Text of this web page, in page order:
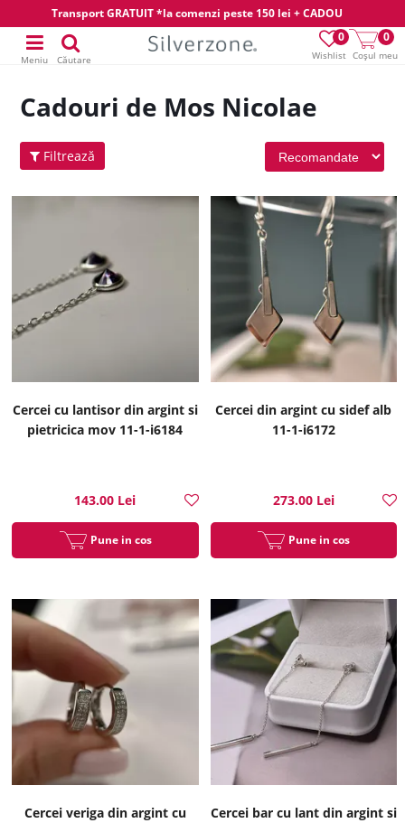
Transport GRATUIT *la comenzi peste 150 lei + CADOU
Wishlist
0
Coșul meu
0
Meniu Căutare
Cadouri de Mos Nicolae
Filtrează
Cercei cu lantisor din argint si
pietricica mov 11-1-i6184
143.00 Lei
Pune in cos
Cercei din argint cu sidef alb
11-1-i6172
273.00 Lei
Pune in cos
Cercei veriga din argint cu
Cercei bar cu lant din argint si